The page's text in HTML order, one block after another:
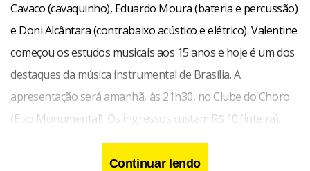
Cavaco (cavaquinho), Eduardo Moura (bateria e percussão)
e Doni Alcântara (contrabaixo acústico e elétrico). Valentine
começou os estudos musicais aos 15 anos e hoje é um dos
destaques da música instrumental de Brasília. A
apresentação será amanhã, às 21h30, no Clube do Choro
(Eixo Monumental). Os ingressos custam R$ 10 (inteira).
Continuar lendo